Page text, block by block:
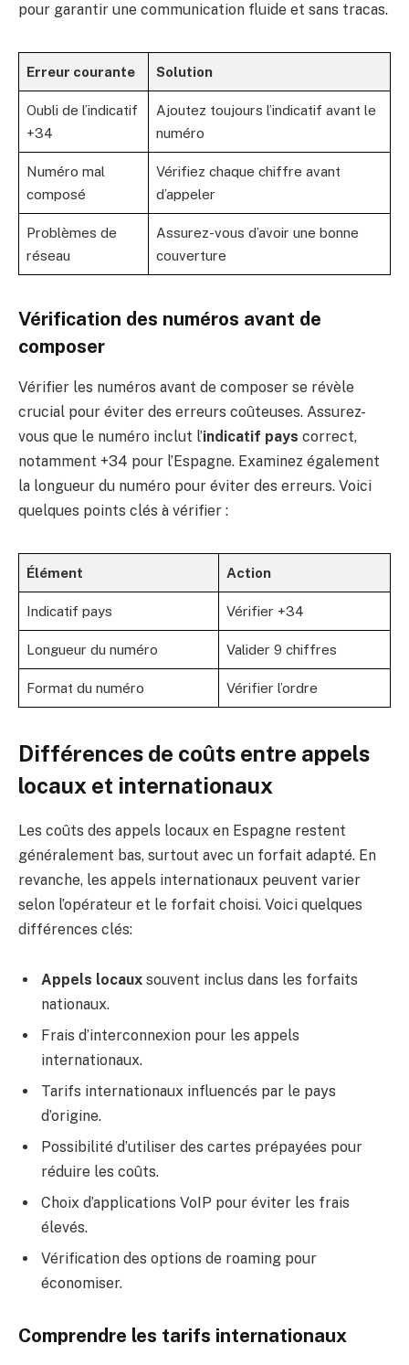
pour garantir une communication fluide et sans tracas.
Erreur courante Solution
Oubli de l’indicatif
+34
Ajoutez toujours l’indicatif avant le
numéro
Numéro mal
composé
Vérifiez chaque chiffre avant
d’appeler
Problèmes de
réseau
Assurez-vous d’avoir une bonne
couverture
Vérification des numéros avant de
composer
Vérifier les numéros avant de composer se révèle
crucial pour éviter des erreurs coûteuses. Assurez-
vous que le numéro inclut l’indicatif pays correct,
notamment +34 pour l’Espagne. Examinez également
la longueur du numéro pour éviter des erreurs. Voici
quelques points clés à vérifier :
Élément Action
Indicatif pays Vérifier +34
Longueur du numéro Valider 9 chiffres
Format du numéro Vérifier l’ordre
Différences de coûts entre appels
locaux et internationaux
Les coûts des appels locaux en Espagne restent
généralement bas, surtout avec un forfait adapté. En
revanche, les appels internationaux peuvent varier
selon l’opérateur et le forfait choisi. Voici quelques
différences clés:
Appels locaux souvent inclus dans les forfaits
nationaux.
Frais d’interconnexion pour les appels
internationaux.
Tarifs internationaux influencés par le pays
d’origine.
Possibilité d’utiliser des cartes prépayées pour
réduire les coûts.
Choix d’applications VoIP pour éviter les frais
élevés.
Vérification des options de roaming pour
économiser.
Comprendre les tarifs internationaux